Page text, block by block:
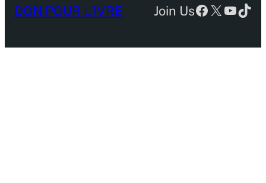
DON POUR L’IVRE Join UsFacebook
X